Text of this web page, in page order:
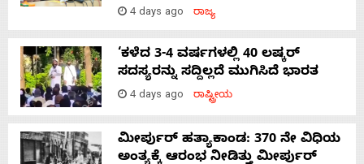
4 days ago ರಾಜ್ಯ
‘ಕಳೆದ 3-4 ವರ್ಷಗಳಲ್ಲಿ 40 ಲಷ್ಕರ್
ಸದಸ್ಯರನ್ನು ಸದ್ದಿಲ್ಲದೆ ಮುಗಿಸಿದೆ ಭಾರತ
4 days ago ರಾಷ್ಟ್ರೀಯ
ಮೀರ್ಪುರ್ ಹತ್ಯಾಕಾಂಡ: 370 ನೇ ವಿಧಿಯ
ಅಂತ್ಯಕ್ಕೆ ಆರಂಭ ನೀಡಿತ್ತು ಮೀರ್ಪುರ್